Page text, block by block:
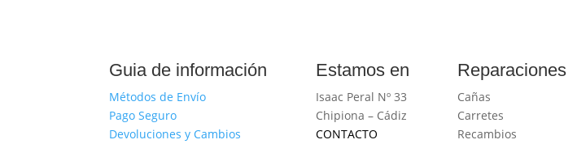
Guia de información
Métodos de Envío
Pago Seguro
Devoluciones y Cambios
Estamos en
Isaac Peral Nº 33
Chipiona – Cádiz
CONTACTO
Reparaciones
Cañas
Carretes
Recambios